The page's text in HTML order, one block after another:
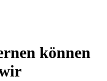
können